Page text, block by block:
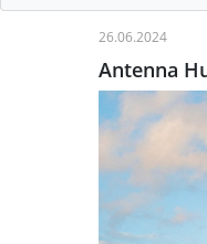
26.06.2024
Antenna